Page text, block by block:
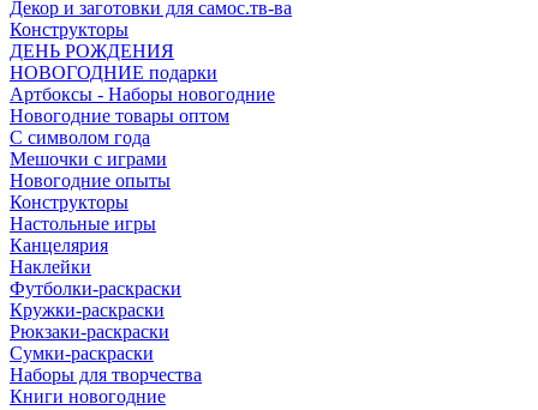
Декор и заготовки для самос.тв-ва
Конструкторы
ДЕНЬ РОЖДЕНИЯ
НОВОГОДНИЕ подарки
Артбоксы - Наборы новогодние
Новогодние товары оптом
С символом года
Мешочки с играми
Новогодние опыты
Конструкторы
Настольные игры
Канцелярия
Наклейки
Футболки-раскраски
Кружки-раскраски
Рюкзаки-раскраски
Сумки-раскраски
Наборы для творчества
Книги новогодние